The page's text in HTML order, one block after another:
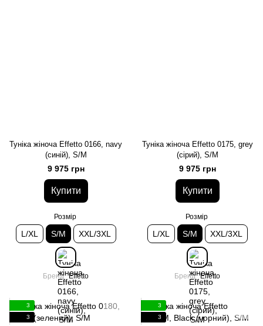
Туніка жіноча Effetto 0166, navy
(синій), S/M
9 975 грн
Купити
Розмір
L/XL S/M XXL/3XL
Бренд Effetto
Туніка жіноча Effetto 0175, grey
(сірий), S/M
9 975 грн
Купити
Розмір
L/XL S/M XXL/3XL
Бренд Effetto
3
3
3
3